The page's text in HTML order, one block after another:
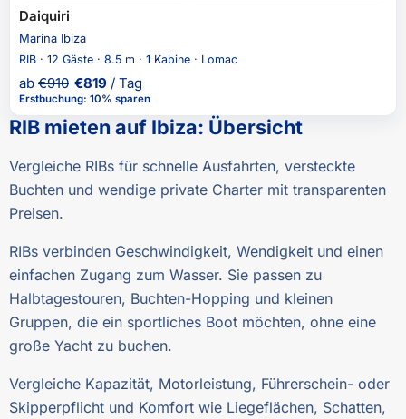
Daiquiri
Marina Ibiza
RIB · 12 Gäste · 8.5 m · 1 Kabine · Lomac
ab €910 €819 / Tag
Erstbuchung: 10% sparen
RIB mieten auf Ibiza: Übersicht
Vergleiche RIBs für schnelle Ausfahrten, versteckte
Buchten und wendige private Charter mit transparenten
Preisen.
RIBs verbinden Geschwindigkeit, Wendigkeit und einen
einfachen Zugang zum Wasser. Sie passen zu
Halbtagestouren, Buchten-Hopping und kleinen
Gruppen, die ein sportliches Boot möchten, ohne eine
große Yacht zu buchen.
Vergleiche Kapazität, Motorleistung, Führerschein- oder
Skipperpflicht und Komfort wie Liegeflächen, Schatten,